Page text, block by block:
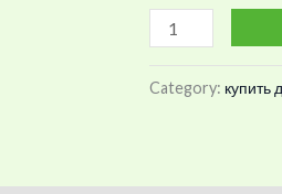
Category: купить